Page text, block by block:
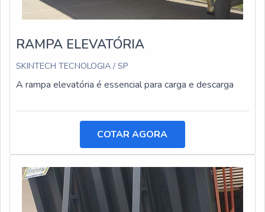
RAMPA ELEVATÓRIA
SKINTECH TECNOLOGIA / SP
A rampa elevatória é essencial para carga e descarga
COTAR AGORA